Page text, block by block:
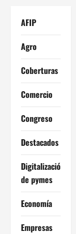
AFIP
Agro
Coberturas
Comercio
Congreso
Destacados
Digitalización
de pymes
Economía
Empresas